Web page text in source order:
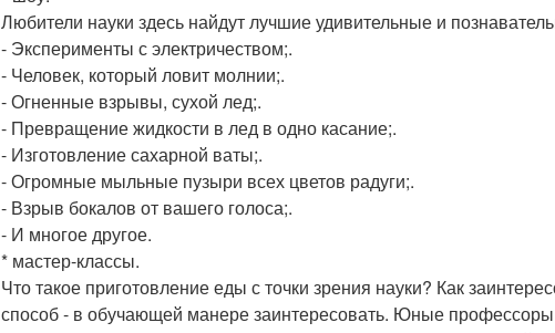
Любители науки здесь найдут лучшие удивительные и
- Эксперименты с электричеством;.
- Человек, который ловит молнии;.
- Огненные взрывы, сухой лед;.
- Превращение жидкости в лед в одно касание;.
- Изготовление сахарной ваты;.
- Огромные мыльные пузыри всех цветов радуги;.
- Взрыв бокалов от вашего голоса;.
- И многое другое.
* мастер-классы.
Что такое приготовление еды с точки зрения науки? Как
способ - в обучающей манере заинтересовать. Юные